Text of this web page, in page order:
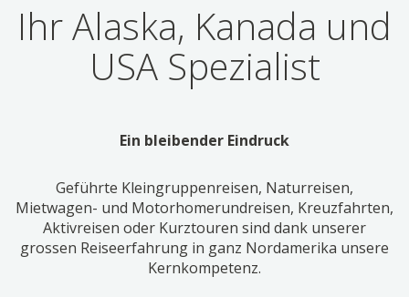
Ihr Alaska, Kanada und
USA Spezialist
Ein bleibender Eindruck
Geführte Kleingruppenreisen, Naturreisen,
Mietwagen- und Motorhomerundreisen, Kreuzfahrten,
Aktivreisen oder Kurztouren sind dank unserer
grossen Reiseerfahrung in ganz Nordamerika unsere
Kernkompetenz.